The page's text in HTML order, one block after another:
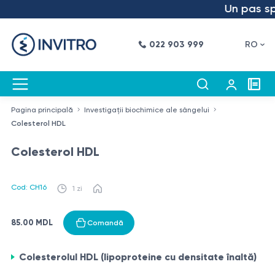
Un pas
022 903 999 RO
Pagina principală
Investigații biochimice ale sângelui
Colesterol HDL
Colesterol HDL
Cod: CH16 1 zi
85.00 MDL Comandă
Colesterolul HDL (lipoproteine cu densitate înaltă)